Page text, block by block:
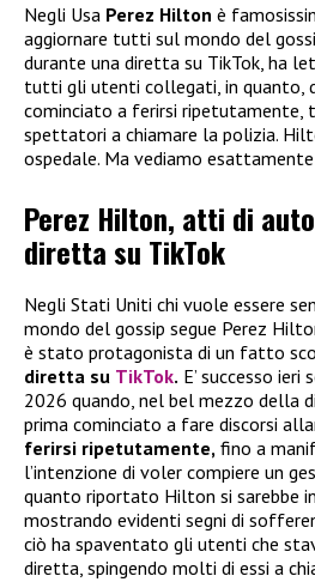
Negli Usa Perez Hilton è
aggiornare tutti sul mondo del
durante una diretta su TikTok, ha
tutti gli utenti collegati, in quanto,
cominciato a ferirsi ripetutamente,
spettatori a chiamare la polizia.
ospedale. Ma vediamo esattamente
Perez Hilton, atti di
diretta su TikTok
Negli Stati Uniti chi vuole essere
mondo del gossip segue Perez
è stato protagonista di un fatto
diretta su TikTok. E’ successo
2026 quando, nel bel mezzo della
prima cominciato a fare discorsi
ferirsi ripetutamente, fino a
l’intenzione di voler compiere un
quanto riportato Hilton si sarebbe
mostrando evidenti segni di
ciò ha spaventato gli utenti che
diretta, spingendo molti di essi a